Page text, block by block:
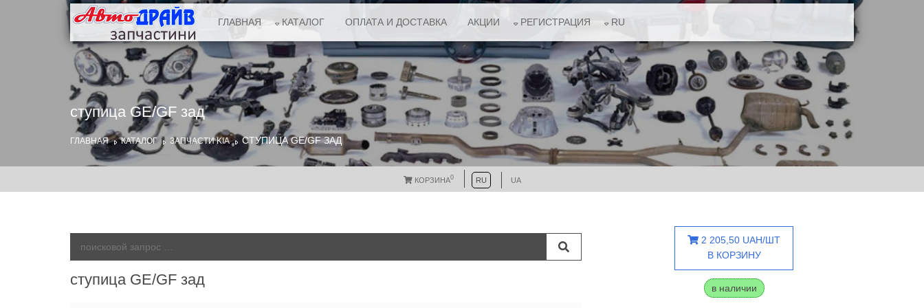
ГЛАВНАЯ КАТАЛОГ ОПЛАТА И ДОСТАВКА АКЦИИ РЕГИСТРАЦИЯ RU
ступица GE/GF зад
ГЛАВНАЯ КАТАЛОГ ЗАПЧАСТИ KIA СТУПИЦА GE/GF ЗАД
КОРЗИНА0 RU UA
ступица GE/GF зад
2 205,50 UAH/ШТ
В КОРЗИНУ
в наличии